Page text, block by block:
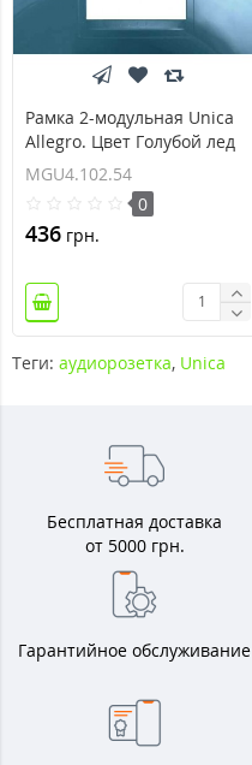
Рамка 2-модульная Unica
Allegro. Цвет Голубой лед
MGU4.102.54
MGU4.102.54
0
436 грн.
Теги: аудиорозетка, Unica
Бесплатная доставка
от 5000 грн.
Гарантийное обслуживание